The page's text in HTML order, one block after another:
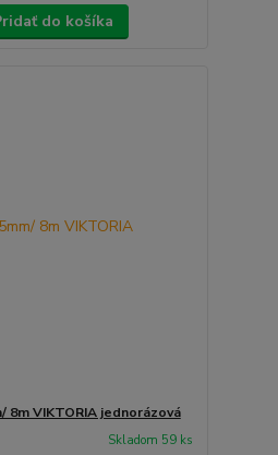
do košíka
8m VIKTORIA jednorázová
Skladom 59 ks